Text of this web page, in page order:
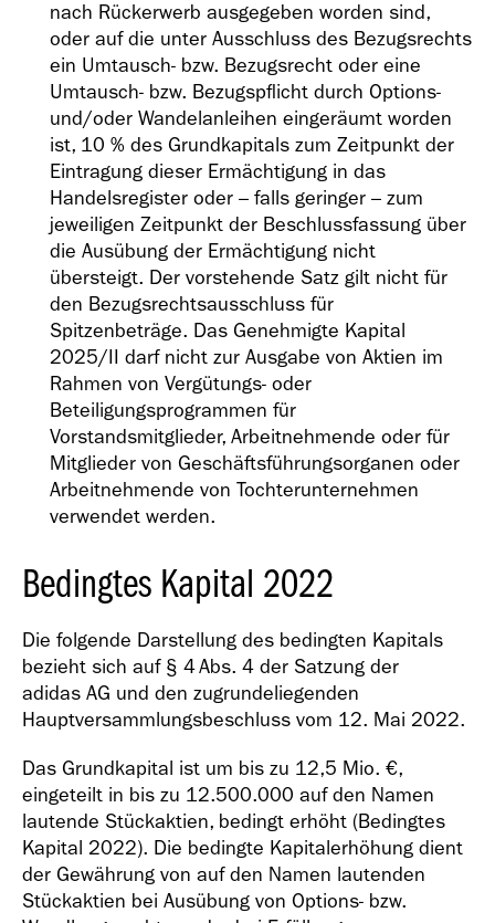
nach Rückerwerb ausgegeben worden sind,
oder auf die unter Ausschluss des Bezugsrechts
ein Umtausch- bzw. Bezugsrecht oder eine
Umtausch- bzw. Bezugspflicht durch Options-
und/oder Wandelanleihen eingeräumt worden
ist, 10 % des Grundkapitals zum Zeitpunkt der
Eintragung dieser Ermächtigung in das
Handelsregister oder – falls geringer – zum
jeweiligen Zeitpunkt der Beschlussfassung über
die Ausübung der Ermächtigung nicht
übersteigt. Der vorstehende Satz gilt nicht für
den Bezugsrechtsausschluss für
Spitzenbeträge. Das Genehmigte Kapital
2025/II darf nicht zur Ausgabe von Aktien im
Rahmen von Vergütungs- oder
Beteiligungsprogrammen für
Vorstandsmitglieder, Arbeitnehmende oder für
Mitglieder von Geschäftsführungsorganen oder
Arbeitnehmende von Tochterunternehmen
verwendet werden.
Bedingtes Kapital 2022
Die folgende Darstellung des bedingten Kapitals
bezieht sich auf § 4 Abs. 4 der Satzung der
adidas AG und den zugrundeliegenden
Hauptversammlungsbeschluss vom 12. Mai 2022.
Das Grundkapital ist um bis zu 12,5 Mio. €,
eingeteilt in bis zu 12.500.000 auf den Namen
lautende Stückaktien, bedingt erhöht (Bedingtes
Kapital 2022). Die bedingte Kapitalerhöhung dient
der Gewährung von auf den Namen lautenden
Stückaktien bei Ausübung von Options- bzw.